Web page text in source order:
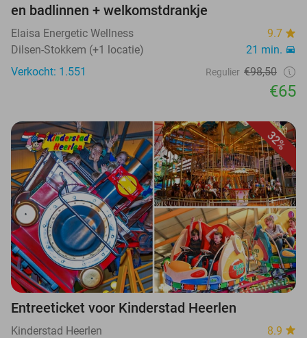
en badlinnen + welkomstdrankje
Elaisa Energetic Wellness
9.7
Dilsen-Stokkem (+1 locatie)
21 min.
Verkocht: 1.551
Regulier €98,50
€65
32%
Entreeticket voor Kinderstad Heerlen
Kinderstad Heerlen
8.9